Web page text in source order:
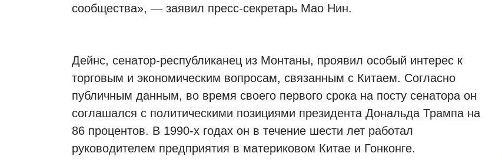
сообщества», — заявил пресс-секретарь Мао Нин.
Дейнс, сенатор-республиканец из Монтаны, проявил особый интерес к
торговым и экономическим вопросам, связанным с Китаем. Согласно
публичным данным, во время своего первого срока на посту сенатора он
соглашался с политическими позициями президента Дональда Трампа на
86 процентов. В 1990-х годах он в течение шести лет работал
руководителем предприятия в материковом Китае и Гонконге.